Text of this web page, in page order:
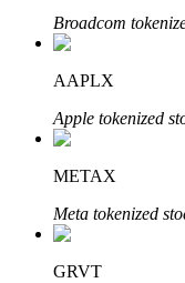
Découvrez
Bitrue
Broadcom
AAPLX
Apple tokenized
METAX
Meta tokenized
GRVT